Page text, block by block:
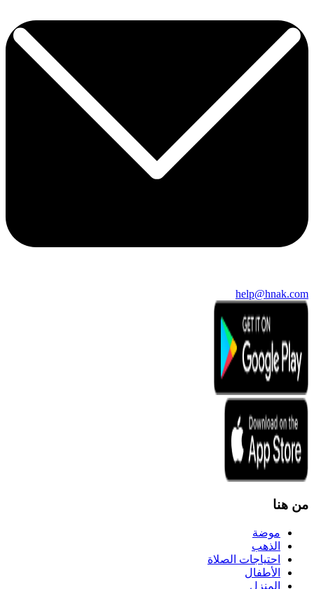
help@hnak.com
من هنا
موضة
الذهب
احتياجات الصلاة
الأطفال
المنزل